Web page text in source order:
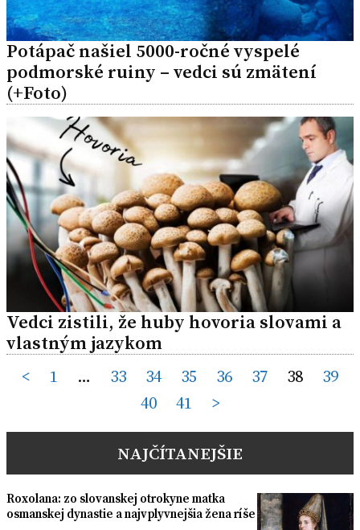
Potápač našiel 5000-ročné vyspelé
podmorské ruiny – vedci sú zmätení
(+Foto)
Vedci zistili, že huby hovoria slovami a
vlastným jazykom
Posts
< 1 … 33 34 35 36 37 38
39
40
41 >
NAJČÍTANEJŠIE
Roxolana: zo slovanskej otrokyne matka
osmanskej dynastie a najvplyvnejšia žena ríše